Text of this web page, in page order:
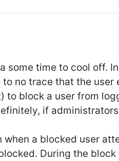
some time to cool off.
no trace that the user
block a user from
if
when a blocked user
During the